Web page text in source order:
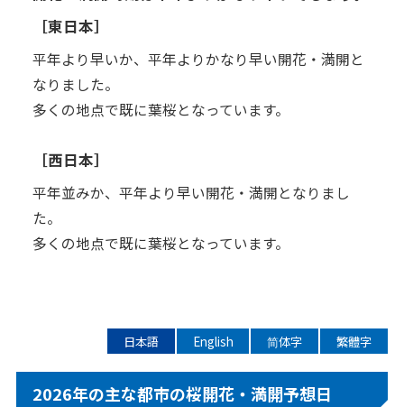
［東日本］
平年より早いか、平年よりかなり早い開花・満開と
なりました。
多くの地点で既に葉桜となっています。
［西日本］
平年並みか、平年より早い開花・満開となりまし
た。
多くの地点で既に葉桜となっています。
日本語 English 简体字 繁體字
2026年の主な都市の桜開花・満開予想日